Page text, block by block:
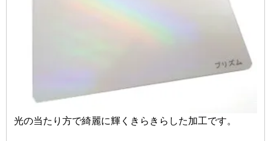
光の当たり方で綺麗に輝くきらきらした加工です。